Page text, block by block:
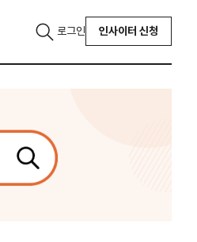
로그인 인사이터 신청